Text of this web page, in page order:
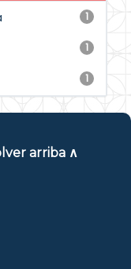
1
1
1
arriba ∧